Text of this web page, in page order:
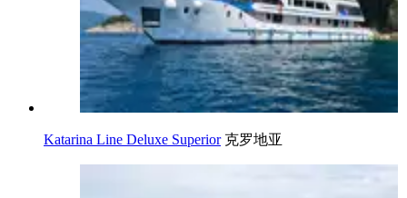
Katarina Line Deluxe Superior 克罗地亚